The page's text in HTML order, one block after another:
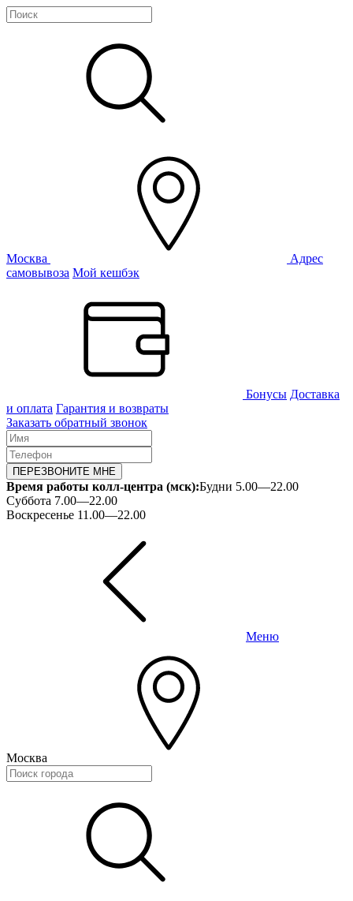
Москва
Адрес
самовывоза Мой кешбэк
Бонусы Доставка
и оплата Гарантия и возвраты
Заказать обратный звонок
ПЕРЕЗВОНИТЕ МНЕ
Время работы колл-центра (мск):Будни 5.00—22.00
Суббота 7.00—22.00
Воскресенье 11.00—22.00
Меню
Москва